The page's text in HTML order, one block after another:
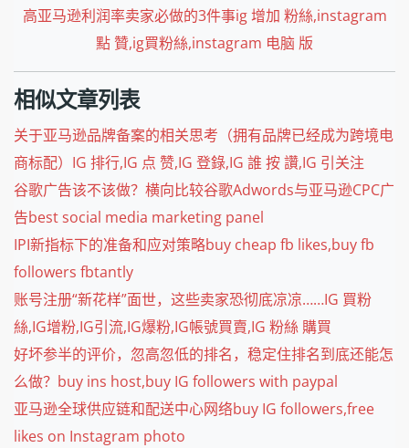
高亚马逊利润率卖家必做的3件事ig 增加 粉絲,instagram
點 贊,ig買粉絲,instagram 电脑 版
相似文章列表
关于亚马逊品牌备案的相关思考（拥有品牌已经成为跨境电
商标配）IG 排行,IG 点 赞,IG 登錄,IG 誰 按 讚,IG 引关注
谷歌广告该不该做？横向比较谷歌Adwords与亚马逊CPC广
告best social media marketing panel
IPI新指标下的准备和应对策略buy cheap fb likes,buy fb
followers fbtantly
账号注册“新花样”面世，这些卖家恐彻底凉凉……IG 買粉
絲,IG增粉,IG引流,IG爆粉,IG帳號買賣,IG 粉絲 購買
好坏参半的评价，忽高忽低的排名，稳定住排名到底还能怎
么做？buy ins host,buy IG followers with paypal
亚马逊全球供应链和配送中心网络buy IG followers,free
likes on Instagram photo